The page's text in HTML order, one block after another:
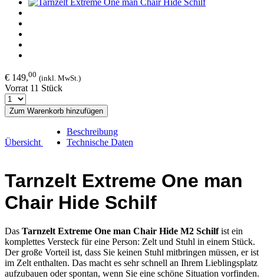
€ 149,00 (inkl. MwSt.)
Vorrat 11 Stück
Zum Warenkorb hinzufügen
Übersicht
Beschreibung
Technische Daten
Tarnzelt Extreme One man
Chair Hide Schilf
Das Tarnzelt Extreme One man Chair Hide M2 Schilfist ein
komplettes Versteck für eine Person: Zelt und Stuhl in einem Stück.
Der große Vorteil ist, dass Sie keinen Stuhl mitbringen müssen, er ist
im Zelt enthalten. Das macht es sehr schnell an Ihrem Lieblingsplatz
aufzubauen oder spontan, wenn Sie eine schöne Situation vorfinden.